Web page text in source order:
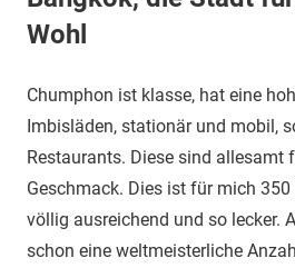
Wohl
Chumphon ist klasse, hat eine
Imbisläden, stationär und mobil,
Restaurants. Diese sind allesamt
Geschmack. Dies ist für mich
völlig ausreichend und so lecker.
schon eine weltmeisterliche